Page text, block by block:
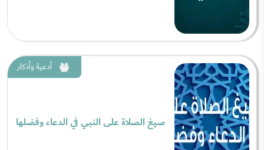
أدعية وأذكار
صيغ الصلاة على النبي في الدعاء وفضلها